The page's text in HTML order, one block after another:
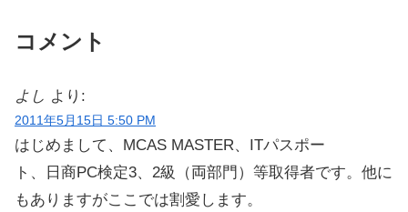
コメント
よし より:
2011年5月15日 5:50 PM
はじめまして、MCAS MASTER、ITパスポー
ト、日商PC検定3、2級（両部門）等取得者です。他に
もありますがここでは割愛します。